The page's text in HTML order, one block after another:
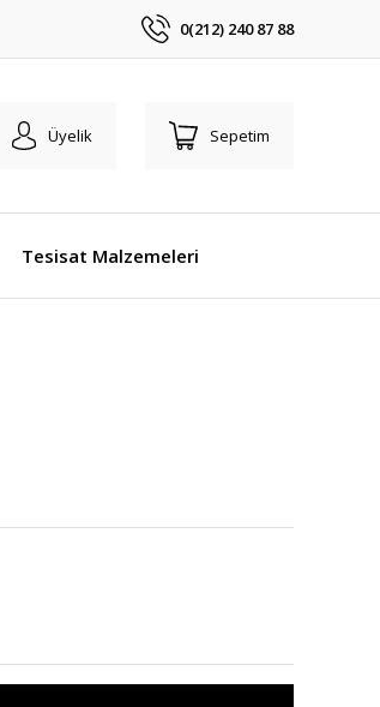
0(212) 240 87 88
Üyelik Sepetim
Tesisat Malzemeleri